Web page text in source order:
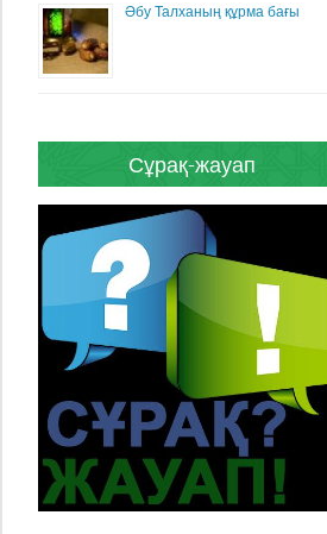
Әбу Талханың құрма бағы
Сұрақ-жауап